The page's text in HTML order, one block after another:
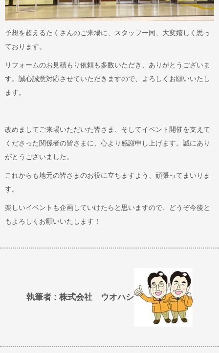
予想を超えるたくさんのご来場に、スタッフ一同、大変嬉しく思っ
ております。
リフォームのお見積もり依頼も多数いただき、ありがとうございま
す。誠心誠意対応させていただきますので、よろしくお願いいたし
ます。
改めましてご来場いただいた皆さま、そしてイベント開催を支えて
くださった関係者の皆さまに、心より感謝申し上げます。誠にあり
がとうございました。
これからも地元の皆さまのお役に立ちますよう、頑張ってまいりま
す。
楽しいイベントも企画していけたらと思いますので、どうぞ今後と
もよろしくお願いいたします！
執筆者 : 株式会社 ウオハシ